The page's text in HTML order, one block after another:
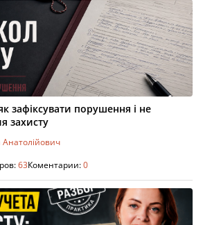
зафіксувати порушення і не
захисту
Анатолійович
63Коментарии:0